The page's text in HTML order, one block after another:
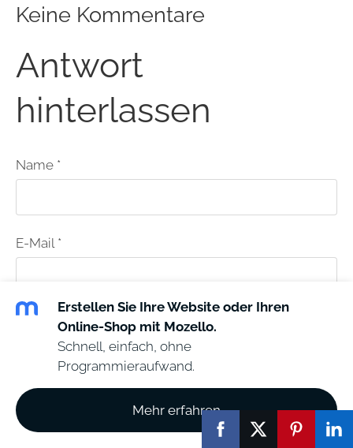
Keine Kommentare
Antwort
hinterlassen
Name *
E-Mail *
Nachricht
Erstellen Sie Ihre Website oder Ihren
Online-Shop mit Mozello.
Schnell, einfach, ohne
Programmieraufwand.
Mehr erfahren